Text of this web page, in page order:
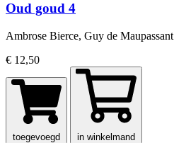
Oud goud 4
Ambrose Bierce, Guy de Maupassant
€ 12,50
toegevoegd in winkelmand